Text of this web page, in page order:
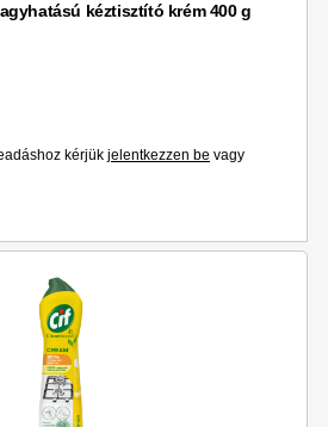
kéztisztító krém 400 g
kérjük jelentkezzen be vagy